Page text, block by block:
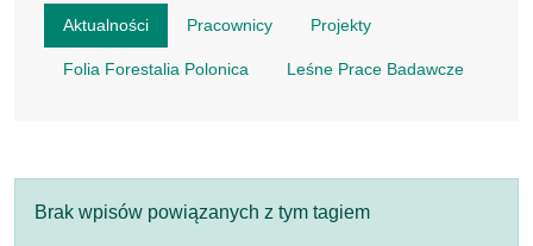
Aktualności Pracownicy Projekty
Folia Forestalia Polonica Leśne Prace Badawcze
Brak wpisów powiązanych z tym tagiem